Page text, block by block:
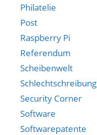
Philatelie
Post
Raspberry Pi
Referendum
Scheibenwelt
Schlechtschreibung
Security Corner
Software
Softwarepatente